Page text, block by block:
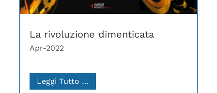
La rivoluzione dimenticata
Apr-2022
Leggi Tutto …